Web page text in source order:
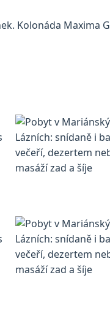
Kolonáda Maxima